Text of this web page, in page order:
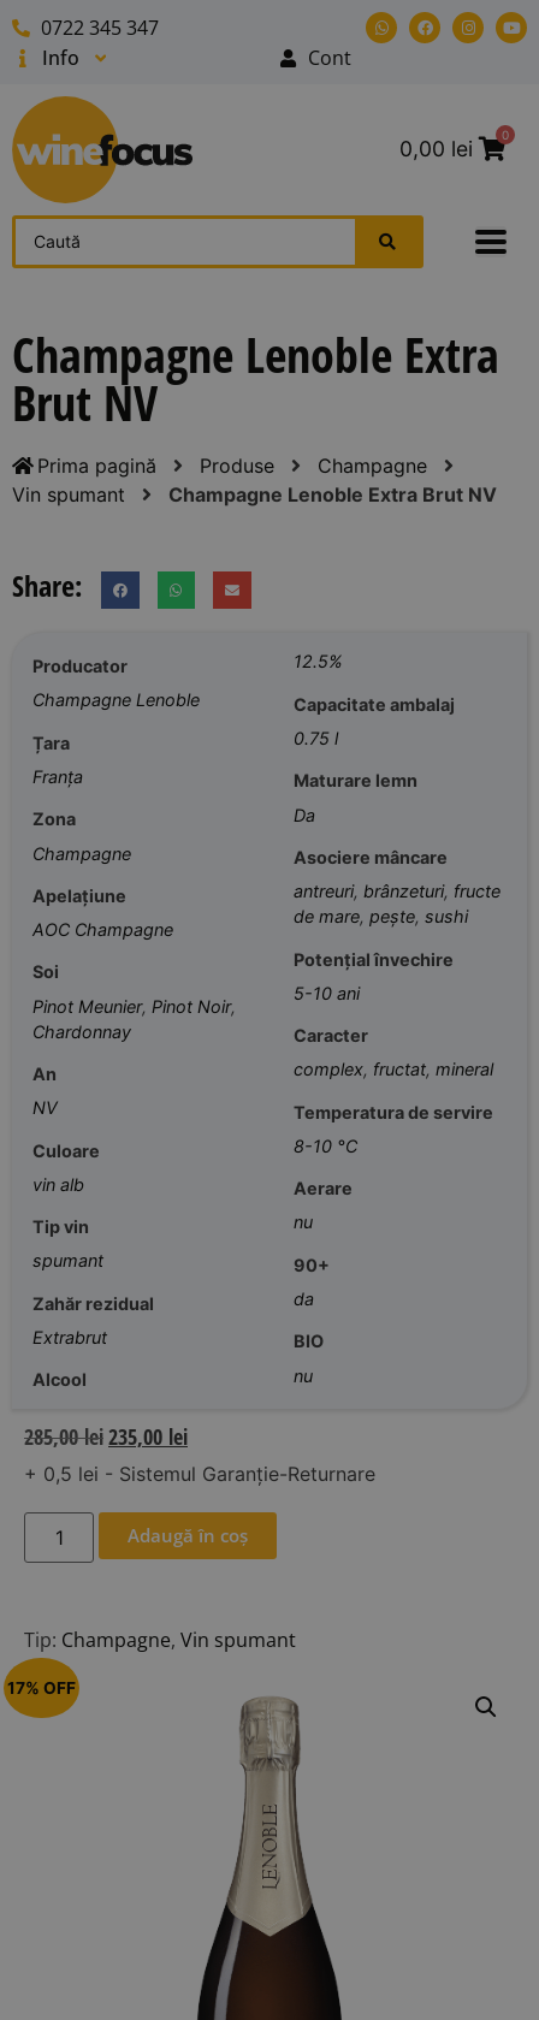
0722 345 347
Info
Cont
0,00 lei
0
Champagne Lenoble Extra
Brut NV
Prima pagină Produse
Champagne
Vin spumant
Champagne Lenoble Extra Brut NV
Share:
Producator
Champagne Lenoble
Țara
Franța
Zona
Champagne
Apelațiune
AOC Champagne
Soi
Pinot Meunier, Pinot Noir,
Chardonnay
An
NV
Culoare
vin alb
Tip vin
spumant
Zahăr rezidual
Extrabrut
Alcool
12.5%
Capacitate ambalaj
0.75 l
Maturare lemn
Da
Asociere mâncare
antreuri, brânzeturi, fructe
de mare,pește,sushi
Potențial învechire
5-10 ani
Caracter
complex, fructat,mineral
Temperatura de servire
8-10 °C
Aerare
nu
90+
da
BIO
nu
285,00lei235,00 lei
+ 0,5 lei - Sistemul Garanție-Returnare
Adaugă în coș
Tip: Champagne, Vin spumant
17% OFF